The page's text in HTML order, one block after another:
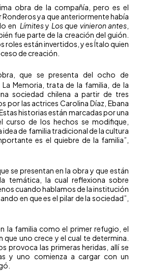
obra de la compañía, pero es el
Ronderos ya que anteriormente había
en Límitesy Los que vinieron antes
fue parte de la creación del guión.
roles están invertidos, y es Ítalo quien
de creación.
que se presenta del ocho de
Memoria, trata de la familia, de la
sociedad chilena a partir de tres
por las actrices Carolina Díaz, Ebana
historias están marcadas por una
curso de los hechos se modifique,
de familia tradicional de la cultura
es el quiebre de la familia”,
se presentan en la obra y que están
temática, la cual reflexiona sobre
cuando hablamos de la institución
en que es el pilar de la sociedad”,
la familia como el primer refugio, el
que uno crece y el cual te determina.
provoca las primeras heridas, allí se
y uno comienza a cargar con un